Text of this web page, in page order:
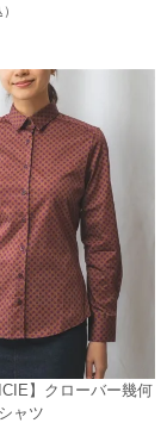
】クローバー幾何
ャツ